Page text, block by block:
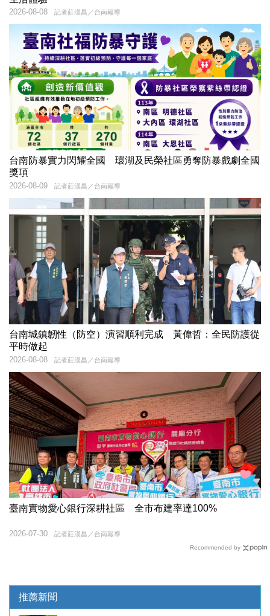
記者莊漢昌／台南報導
2026-08-08
台南防暴實力閃耀全國 環湖及民榮社區勇奪防暴戲劇全國
獎項
記者莊漢昌／台南報導
2026-08-09
台南城鎮韌性（防空）演習順利完成 黃偉哲：全民防護從
平時做起
記者莊漢昌／台南報導
2026-08-08
臺南實物愛心銀行深耕社區 全市布建率達100%
記者莊漢昌／台南報導
2026-07-30
Recommended by
推薦新聞